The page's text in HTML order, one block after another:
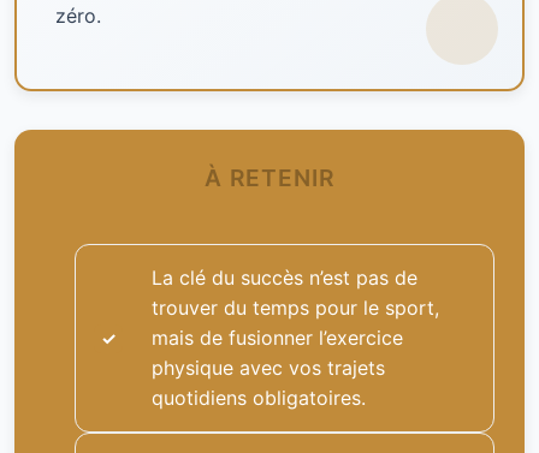
zéro.
À RETENIR
La clé du succès n’est pas de
trouver du temps pour le sport,
mais de fusionner l’exercice
physique avec vos trajets
quotidiens obligatoires.